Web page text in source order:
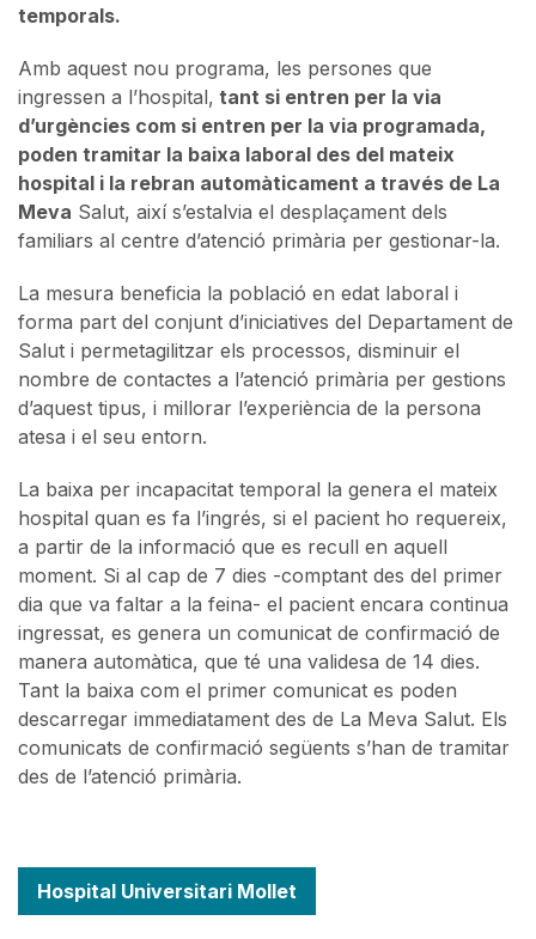
temporals.
Amb aquest nou programa, les persones que
ingressen a l’hospital, tant si entren per la via
d’urgències com si entren per la via programada,
poden tramitar la baixa laboral des del mateix
hospital i la rebran automàticament a través de La
Meva Salut, així s’estalvia el desplaçament dels
familiars al centre d’atenció primària per gestionar-la.
La mesura beneficia la població en edat laboral i
forma part del conjunt d’iniciatives del Departament de
Salut i permetagilitzar els processos, disminuir el
nombre de contactes a l’atenció primària per gestions
d’aquest tipus, i millorar l’experiència de la persona
atesa i el seu entorn.
La baixa per incapacitat temporal la genera el mateix
hospital quan es fa l’ingrés, si el pacient ho requereix,
a partir de la informació que es recull en aquell
moment. Si al cap de 7 dies -comptant des del primer
dia que va faltar a la feina- el pacient encara continua
ingressat, es genera un comunicat de confirmació de
manera automàtica, que té una validesa de 14 dies.
Tant la baixa com el primer comunicat es poden
descarregar immediatament des de La Meva Salut. Els
comunicats de confirmació següents s’han de tramitar
des de l’atenció primària.
Hospital Universitari Mollet